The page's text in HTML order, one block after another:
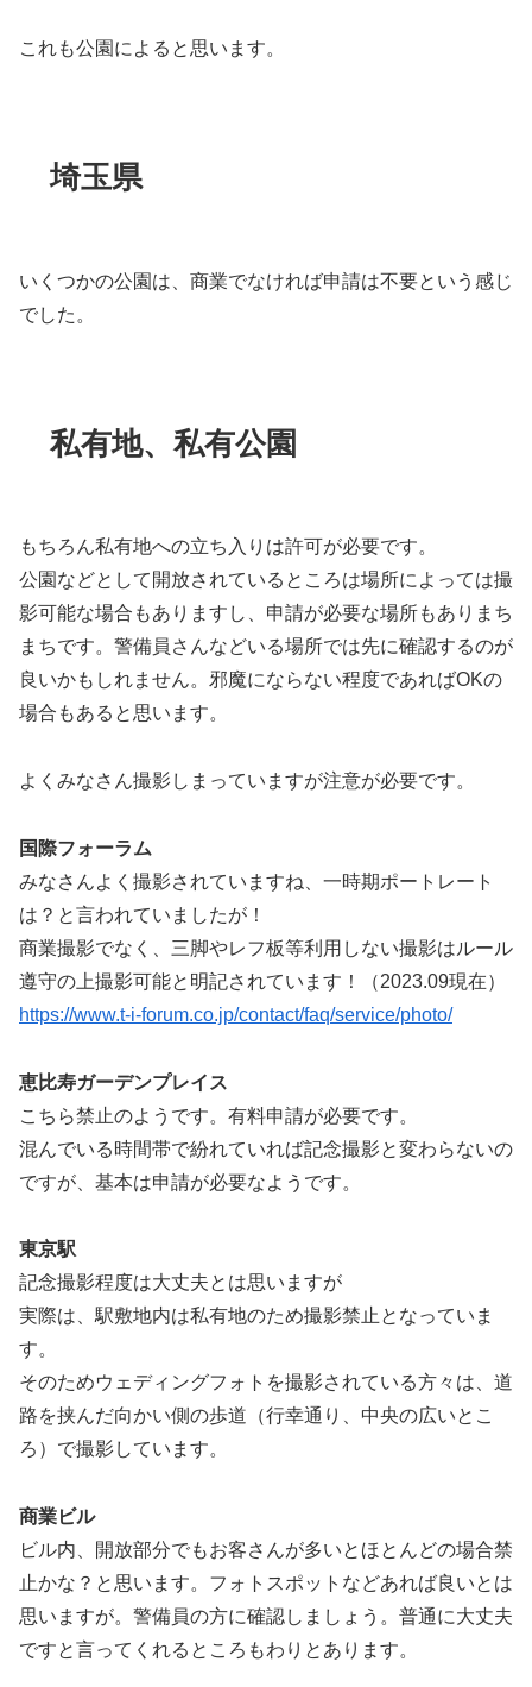
これも公園によると思います。
埼玉県
いくつかの公園は、商業でなければ申請は不要という感じ
でした。
私有地、私有公園
もちろん私有地への立ち入りは許可が必要です。
公園などとして開放されているところは場所によっては撮
影可能な場合もありますし、申請が必要な場所もありまち
まちです。警備員さんなどいる場所では先に確認するのが
良いかもしれません。邪魔にならない程度であればOKの
場合もあると思います。
よくみなさん撮影しまっていますが注意が必要です。
国際フォーラム
みなさんよく撮影されていますね、一時期ポートレート
は？と言われていましたが！
商業撮影でなく、三脚やレフ板等利用しない撮影はルール
遵守の上撮影可能と明記されています！（2023.09現在）
https://www.t-i-forum.co.jp/contact/faq/service/photo/
恵比寿ガーデンプレイス
こちら禁止のようです。有料申請が必要です。
混んでいる時間帯で紛れていれば記念撮影と変わらないの
ですが、基本は申請が必要なようです。
東京駅
記念撮影程度は大丈夫とは思いますが
実際は、駅敷地内は私有地のため撮影禁止となっていま
す。
そのためウェディングフォトを撮影されている方々は、道
路を挟んだ向かい側の歩道（行幸通り、中央の広いとこ
ろ）で撮影しています。
商業ビル
ビル内、開放部分でもお客さんが多いとほとんどの場合禁
止かな？と思います。フォトスポットなどあれば良いとは
思いますが。警備員の方に確認しましょう。普通に大丈夫
ですと言ってくれるところもわりとあります。